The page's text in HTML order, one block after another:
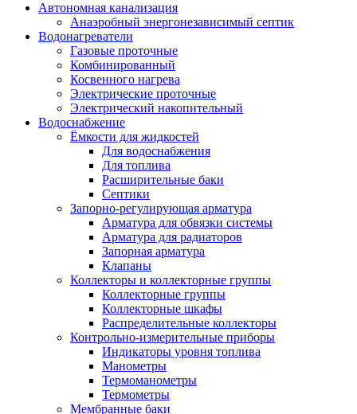
Автономная канализация
Анаэробный энергонезависимый септик
Водонагреватели
Газовые проточные
Комбинированный
Косвенного нагрева
Электрические проточные
Электрический накопительный
Водоснабжение
Ёмкости для жидкостей
Для водоснабжения
Для топлива
Расширительные баки
Септики
Запорно-регулирующая арматура
Арматура для обвязки системы
Арматура для радиаторов
Запорная арматура
Клапаны
Коллекторы и коллекторные группы
Коллекторные группы
Коллекторные шкафы
Распределительные коллекторы
Контрольно-измерительные приборы
Индикаторы уровня топлива
Манометры
Термоманометры
Термометры
Мембранные баки